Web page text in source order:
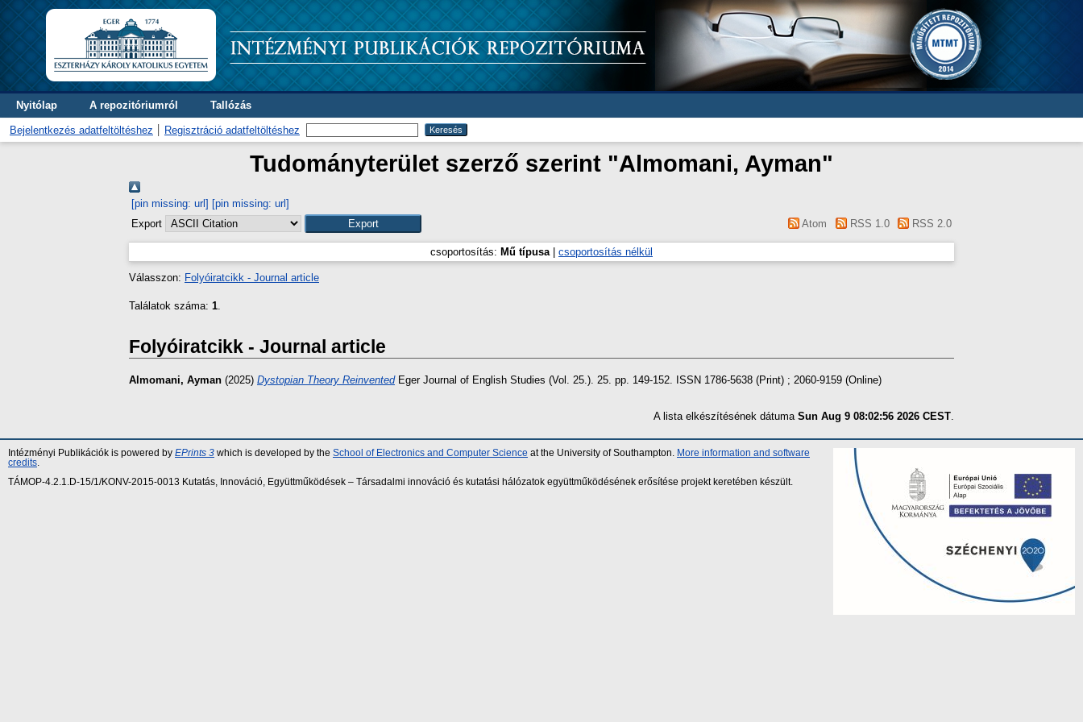
Nyitólap A repozitóriumról Tallózás
Bejelentkezés adatfeltöltéshez Regisztráció adatfeltöltéshez
Tudományterület szerző szerint "Almomani, Ayman"
[pin missing: url] [pin missing: url]
Export
Atom RSS 1.0 RSS 2.0
csoportosítás: Mű típusa| csoportosítás nélkül
Válasszon: Folyóiratcikk - Journal article
Találatok száma: 1.
Folyóiratcikk - Journal article
Almomani, Ayman (2025) Dystopian Theory ReinventedEger Journal of English Studies (Vol. 25.). 25. pp. 149-152. ISSN 1786-5638 (Print) ; 2060-9159 (Online)
A lista elkészítésének dátuma Sun Aug 9 08:02:56 2026 CEST.
Intézményi Publikációk is powered by EPrints 3 which is developed by the School of Electronics and Computer Science at the University of Southampton.
More information and software
credits
TÁMOP-4.2.1.D-15/1/KONV-2015-0013 Kutatás, Innováció, Együttműködések – Társadalmi innováció és kutatási hálózatok együttműködésének erősítése projekt keretében készült.